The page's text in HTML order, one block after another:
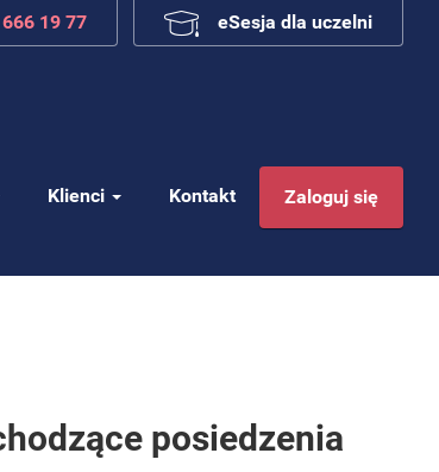
19 77 eSesja dla uczelni
Klienci Kontakt Zaloguj się
posiedzenia